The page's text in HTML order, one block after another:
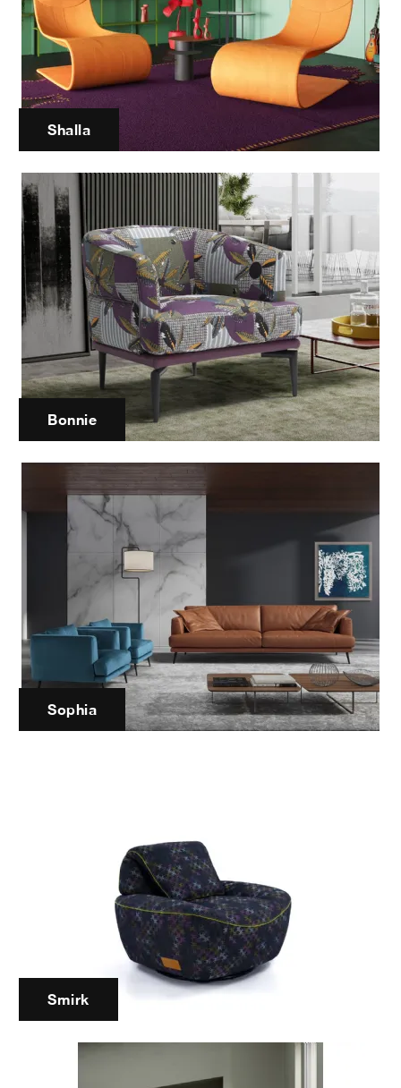
Shalla
Bonnie
Sophia
Smirk